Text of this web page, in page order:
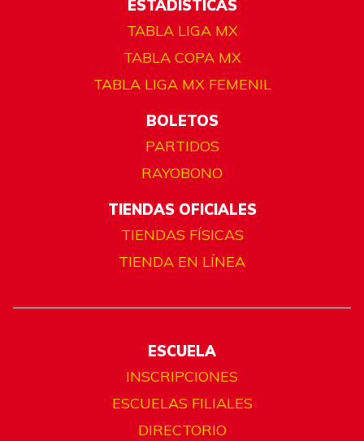
ESTADÍSTICAS
TABLA LIGA MX
TABLA COPA MX
TABLA LIGA MX FEMENIL
BOLETOS
PARTIDOS
RAYOBONO
TIENDAS OFICIALES
TIENDAS FÍSICAS
TIENDA EN LÍNEA
ESCUELA
INSCRIPCIONES
ESCUELAS FILIALES
DIRECTORIO